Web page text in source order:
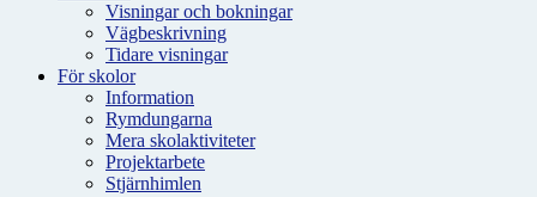
Visningar och bokningar
Vägbeskrivning
Tidare visningar
För skolor
Information
Rymdungarna
Mera skolaktiviteter
Projektarbete
Stjärnhimlen